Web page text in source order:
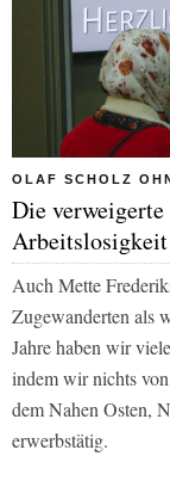
OLAF SCHOLZ
Die
Arbeitslosigkeit
Auch Mette
Zugewanderten als
Jahre haben wir
indem wir nichts
dem Nahen Osten,
erwerbstätig.